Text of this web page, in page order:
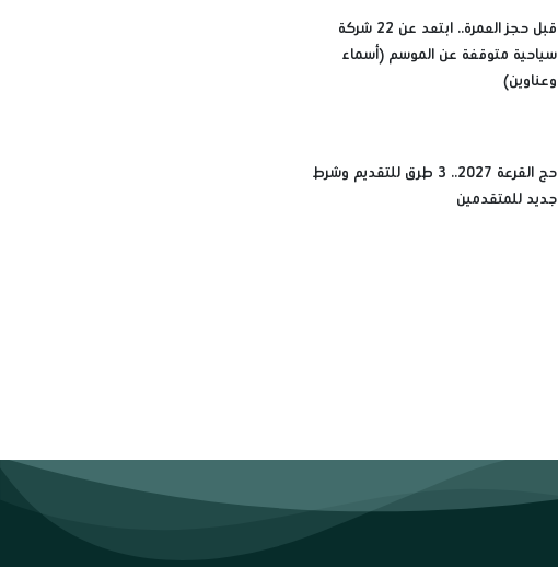
قبل حجز العمرة.. ابتعد عن 22 شركة
سياحية متوقفة عن الموسم (أسماء
وعناوين)
حج القرعة 2027.. 3 طرق للتقديم وشرط
جديد للمتقدمين